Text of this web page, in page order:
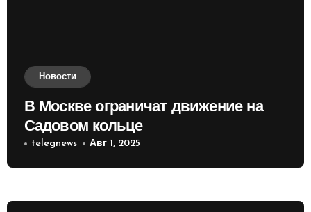
Новости
В Москве ограничат движение на
Садовом кольце
telegnews Авг 1, 2025